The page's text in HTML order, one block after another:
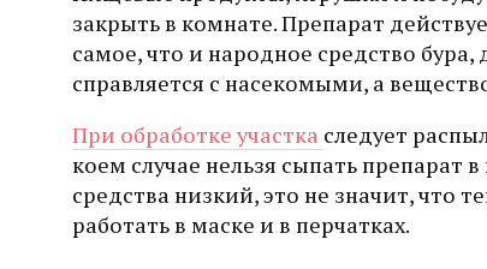
закрыть в комнате. Препарат
самое, что и народное средство
справляется с насекомыми, а
При обработке участка следует
коем случае нельзя сыпать препарат
средства низкий, это не значит, что
работать в маске и в перчатках.